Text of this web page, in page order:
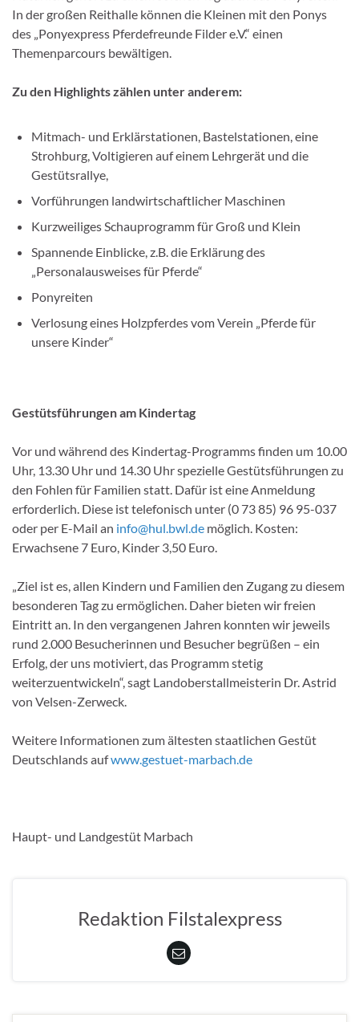
In der großen Reithalle können die Kleinen mit den Ponys
des „Ponyexpress Pferdefreunde Filder e.V.“ einen
Themenparcours bewältigen.
Zu den Highlights zählen unter anderem:
Mitmach- und Erklärstationen, Bastelstationen, eine
Strohburg, Voltigieren auf einem Lehrgerät und die
Gestütsrallye,
Vorführungen landwirtschaftlicher Maschinen
Kurzweiliges Schauprogramm für Groß und Klein
Spannende Einblicke, z.B. die Erklärung des
„Personalausweises für Pferde“
Ponyreiten
Verlosung eines Holzpferdes vom Verein „Pferde für
unsere Kinder“
Gestütsführungen am Kindertag
Vor und während des Kindertag-Programms finden um 10.00
Uhr, 13.30 Uhr und 14.30 Uhr spezielle Gestütsführungen zu
den Fohlen für Familien statt. Dafür ist eine Anmeldung
erforderlich. Diese ist telefonisch unter (0 73 85) 96 95-037
oder per E-Mail an info@hul.bwl.de möglich. Kosten:
Erwachsene 7 Euro, Kinder 3,50 Euro.
„Ziel ist es, allen Kindern und Familien den Zugang zu diesem
besonderen Tag zu ermöglichen. Daher bieten wir freien
Eintritt an. In den vergangenen Jahren konnten wir jeweils
rund 2.000 Besucherinnen und Besucher begrüßen – ein
Erfolg, der uns motiviert, das Programm stetig
weiterzuentwickeln“, sagt Landoberstallmeisterin Dr. Astrid
von Velsen-Zerweck.
Weitere Informationen zum ältesten staatlichen Gestüt
Deutschlands aufwww.gestuet-marbach.de
Haupt- und Landgestüt Marbach
Redaktion Filstalexpress